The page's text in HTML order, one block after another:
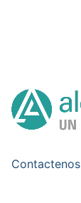
Contactenos